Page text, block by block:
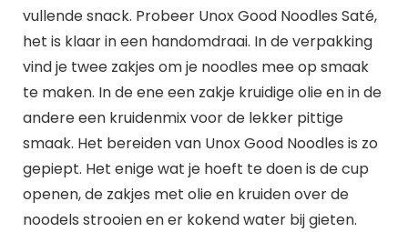
vullende snack. Probeer Unox Good Noodles Saté,
het is klaar in een handomdraai. In de verpakking
vind je twee zakjes om je noodles mee op smaak
te maken. In de ene een zakje kruidige olie en in de
andere een kruidenmix voor de lekker pittige
smaak. Het bereiden van Unox Good Noodles is zo
gepiept. Het enige wat je hoeft te doen is de cup
openen, de zakjes met olie en kruiden over de
noodels strooien en er kokend water bij gieten.